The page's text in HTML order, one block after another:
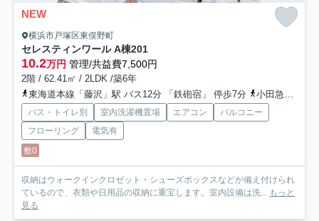
NEW
横浜市戸塚区東俣野町
セレスティンワール A棟201
10.2万円 管理/共益費7,500円
2階 / 62.41㎡ / 2LDK /築6年
東海道本線「藤沢」駅 バス12分 「鉄砲宿」 停歩7分
小田急江ノ島線「善行」駅 徒歩31分
バス・トイレ別 室内洗濯機置場 エアコン
バルコニー
フローリング
電気有
敷0
収納はウォークインクロゼット・シューズボックスなどが備え付けられ
ているので、衣類や日用品の収納に重宝します。室内設備は洗... もっと
見る